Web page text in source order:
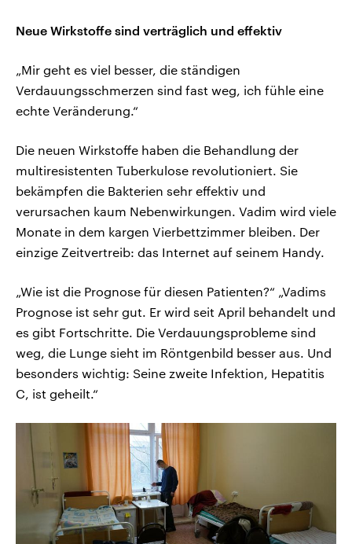
Neue Wirkstoffe sind verträglich und effektiv
„Mir geht es viel besser, die ständigen
Verdauungsschmerzen sind fast weg, ich fühle eine
echte Veränderung.“
Die neuen Wirkstoffe haben die Behandlung der
multiresistenten Tuberkulose revolutioniert. Sie
bekämpfen die Bakterien sehr effektiv und
verursachen kaum Nebenwirkungen. Vadim wird viele
Monate in dem kargen Vierbettzimmer bleiben. Der
einzige Zeitvertreib: das Internet auf seinem Handy.
„Wie ist die Prognose für diesen Patienten?“ „Vadims
Prognose ist sehr gut. Er wird seit April behandelt und
es gibt Fortschritte. Die Verdauungsprobleme sind
weg, die Lunge sieht im Röntgenbild besser aus. Und
besonders wichtig: Seine zweite Infektion, Hepatitis
C, ist geheilt.“